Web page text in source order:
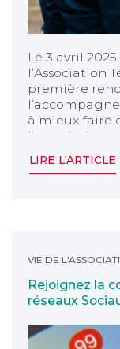
Le 3 avril
l’Association
première
à mieux faire
l’association.
LIRE L'ARTICLE
VIE DE
Rejoignez la
réseaux